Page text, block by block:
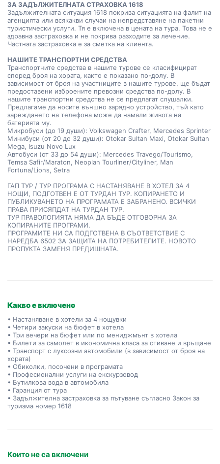
ЗА ЗАДЪЛЖИТЕЛНАТА СТРАХОВКА 1618
Задължителната ситуация 1618 покрива ситуацията на фалит на
агенцията или всякакви случаи на непредставяне на пакетни
туристически услуги. Тя е включена в цената на тура. Това не е
здравна застраховка и не покрива разходите за лечение.
Частната застраховка е за сметка на клиента.
НАШИТЕ ТРАНСПОРТНИ СРЕДСТВА
Транспортните средства в нашите турове се класифицират
според броя на хората, както е показано по-долу. В
зависимост от броя на участниците в нашите турове, ще бъдат
предоставени изброените превозни средства по-долу. В
нашите транспортни средства не се предлагат слушалки.
Предлагаме да носите външно зарядно устройство, тъй като
зареждането на телефона може да намали живота на
батерията му.
Микробуси (до 19 души): Volkswagen Crafter, Mercedes Sprinter
Минибуси (от 20 до 32 души): Otokar Sultan Maxi, Otokar Sultan
Mega, Isuzu Novo Lux
Автобуси (от 33 до 54 души): Mercedes Travego/Tourismo,
Temsa Safir/Maraton, Neoplan Tourliner/Cityliner, Man
Fortuna/Lions, Setra
ГАП ТУР / ТУР ПРОГРАМА С НАСТАНЯВАНЕ В ХОТЕЛ ЗА 4
НОЩИ, ПОДГОТВЕН Е ОТ ТУРДАН ТУР. КОПИРАНЕТО И
ПУБЛИКУВАНЕТО НА ПРОГРАМАТА Е ЗАБРАНЕНО. ВСИЧКИ
ПРАВА ПРИСЯПДАТ НА ТУРДАН ТУР.
ТУР ПРАВОЛОГИЯТА НЯМА ДА БЪДЕ ОТГОВОРНА ЗА
КОПИРАНИТЕ ПРОГРАМИ.
ПРОГРАМИТЕ НИ СА ПОДГОТВЕНА В СЪОТВЕТСТВИЕ С
НАРЕДБА 6502 ЗА ЗАЩИТА НА ПОТРЕБИТЕЛИТЕ. НОВОТО
ПРОПУКТА ЗАМЕНЯ ПРЕДИШНАТА.
Какво е включено
• Настаняване в хотели за 4 нощувки
• Четири закуски на бюфет в хотела
• Три вечери на бюфет или по мениджмънт в хотела
• Билети за самолет в икономична класа за отиване и връщане
• Транспорт с луксозни автомобили (в зависимост от броя на
хората)
• Обиколки, посочени в програмата
• Професионални услуги на екскурзовод
• Бутилкова вода в автомобила
• Гаранция от тура
• Задължителна застраховка за пътуване съгласно Закон за
туризма номер 1618
Които не са включени